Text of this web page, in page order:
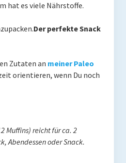
hat es viele Nährstoffe.
Der perfekte Snack
Zutaten an meiner Paleo
orientieren, wenn Du noch
Muffins) reicht für ca. 2
Abendessen oder Snack.